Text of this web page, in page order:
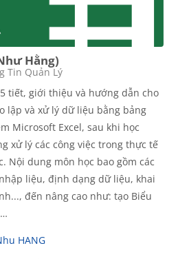
Hằng)
Tin Quản Lý
tiết, giới thiệu và hướng dẫn cho
lập và xử lý dữ liệu bằng bảng
Microsoft Excel, sau khi học
xử lý các công việc trong thực tế
Nội dung môn học bao gồm các
liệu, định dạng dữ liệu, khai
đến nâng cao như: tạo Biểu
HANG